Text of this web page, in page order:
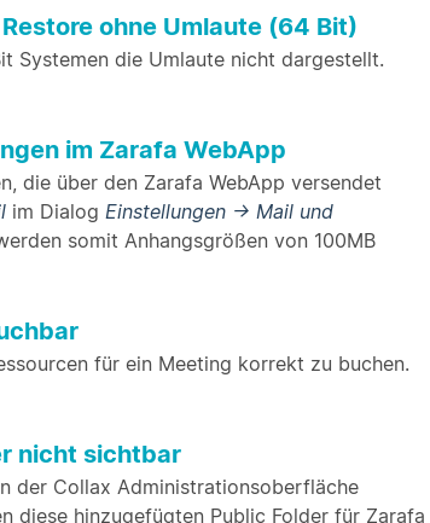
ohne Umlaute (64 Bit)
Systemen die Umlaute nicht dargestellt.
im Zarafa WebApp
die über den Zarafa WebApp versendet
im Dialog Einstellungen → Mail und
somit Anhangsgrößen von 100MB
für ein Meeting korrekt zu buchen.
nicht sichtbar
der Collax Administrationsoberfläche
diese hinzugefügten Public Folder für Zarafa